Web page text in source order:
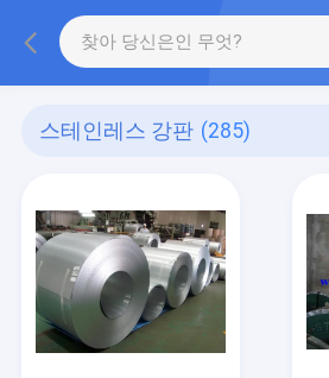
스테인레스 강판 (285)